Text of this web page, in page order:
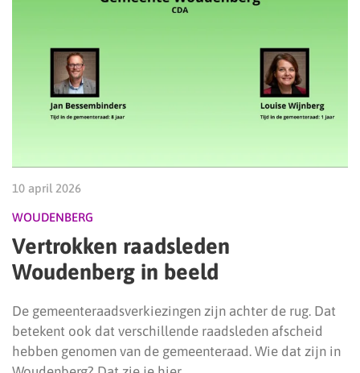
10 april 2026
WOUDENBERG
Vertrokken raadsleden
Woudenberg in beeld
De gemeenteraadsverkiezingen zijn achter de rug. Dat
betekent ook dat verschillende raadsleden afscheid
hebben genomen van de gemeenteraad. Wie dat zijn in